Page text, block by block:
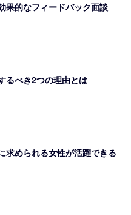
果的なフィードバック面談
るべき2つの理由とは
求められる女性が活躍できる